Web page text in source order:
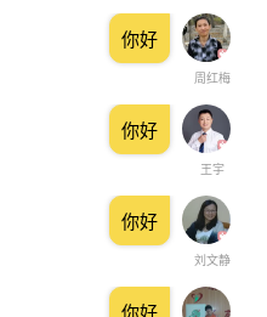
周红梅
你好
王宇
你好
刘文静
你好
你好